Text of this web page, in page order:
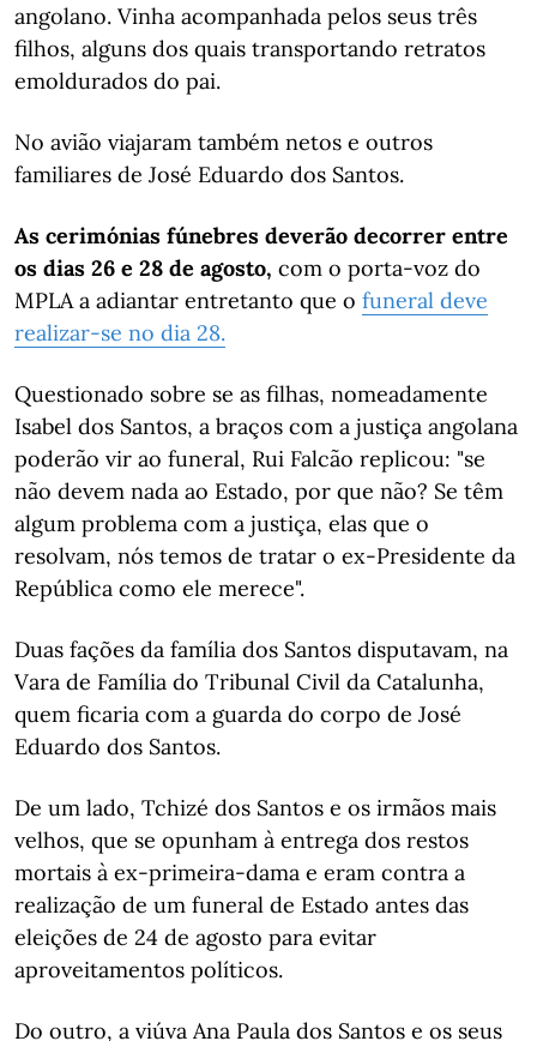
angolano. Vinha acompanhada pelos seus três
filhos, alguns dos quais transportando retratos
emoldurados do pai.
No avião viajaram também netos e outros
familiares de José Eduardo dos Santos.
As cerimónias fúnebres deverão decorrer entre
os dias 26 e 28 de agosto, com o porta-voz do
MPLA a adiantar entretanto que o funeral deve
realizar-se no dia 28.
Questionado sobre se as filhas, nomeadamente
Isabel dos Santos, a braços com a justiça angolana
poderão vir ao funeral, Rui Falcão replicou: "se
não devem nada ao Estado, por que não? Se têm
algum problema com a justiça, elas que o
resolvam, nós temos de tratar o ex-Presidente da
República como ele merece".
Duas fações da família dos Santos disputavam, na
Vara de Família do Tribunal Civil da Catalunha,
quem ficaria com a guarda do corpo de José
Eduardo dos Santos.
De um lado, Tchizé dos Santos e os irmãos mais
velhos, que se opunham à entrega dos restos
mortais à ex-primeira-dama e eram contra a
realização de um funeral de Estado antes das
eleições de 24 de agosto para evitar
aproveitamentos políticos.
Do outro, a viúva Ana Paula dos Santos e os seus